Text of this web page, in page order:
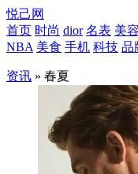
悦己网
首页 时尚 dior 名表 美容
NBA 美食 手机 科技 品
资讯 » 春夏